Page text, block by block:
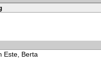
Este, Berta